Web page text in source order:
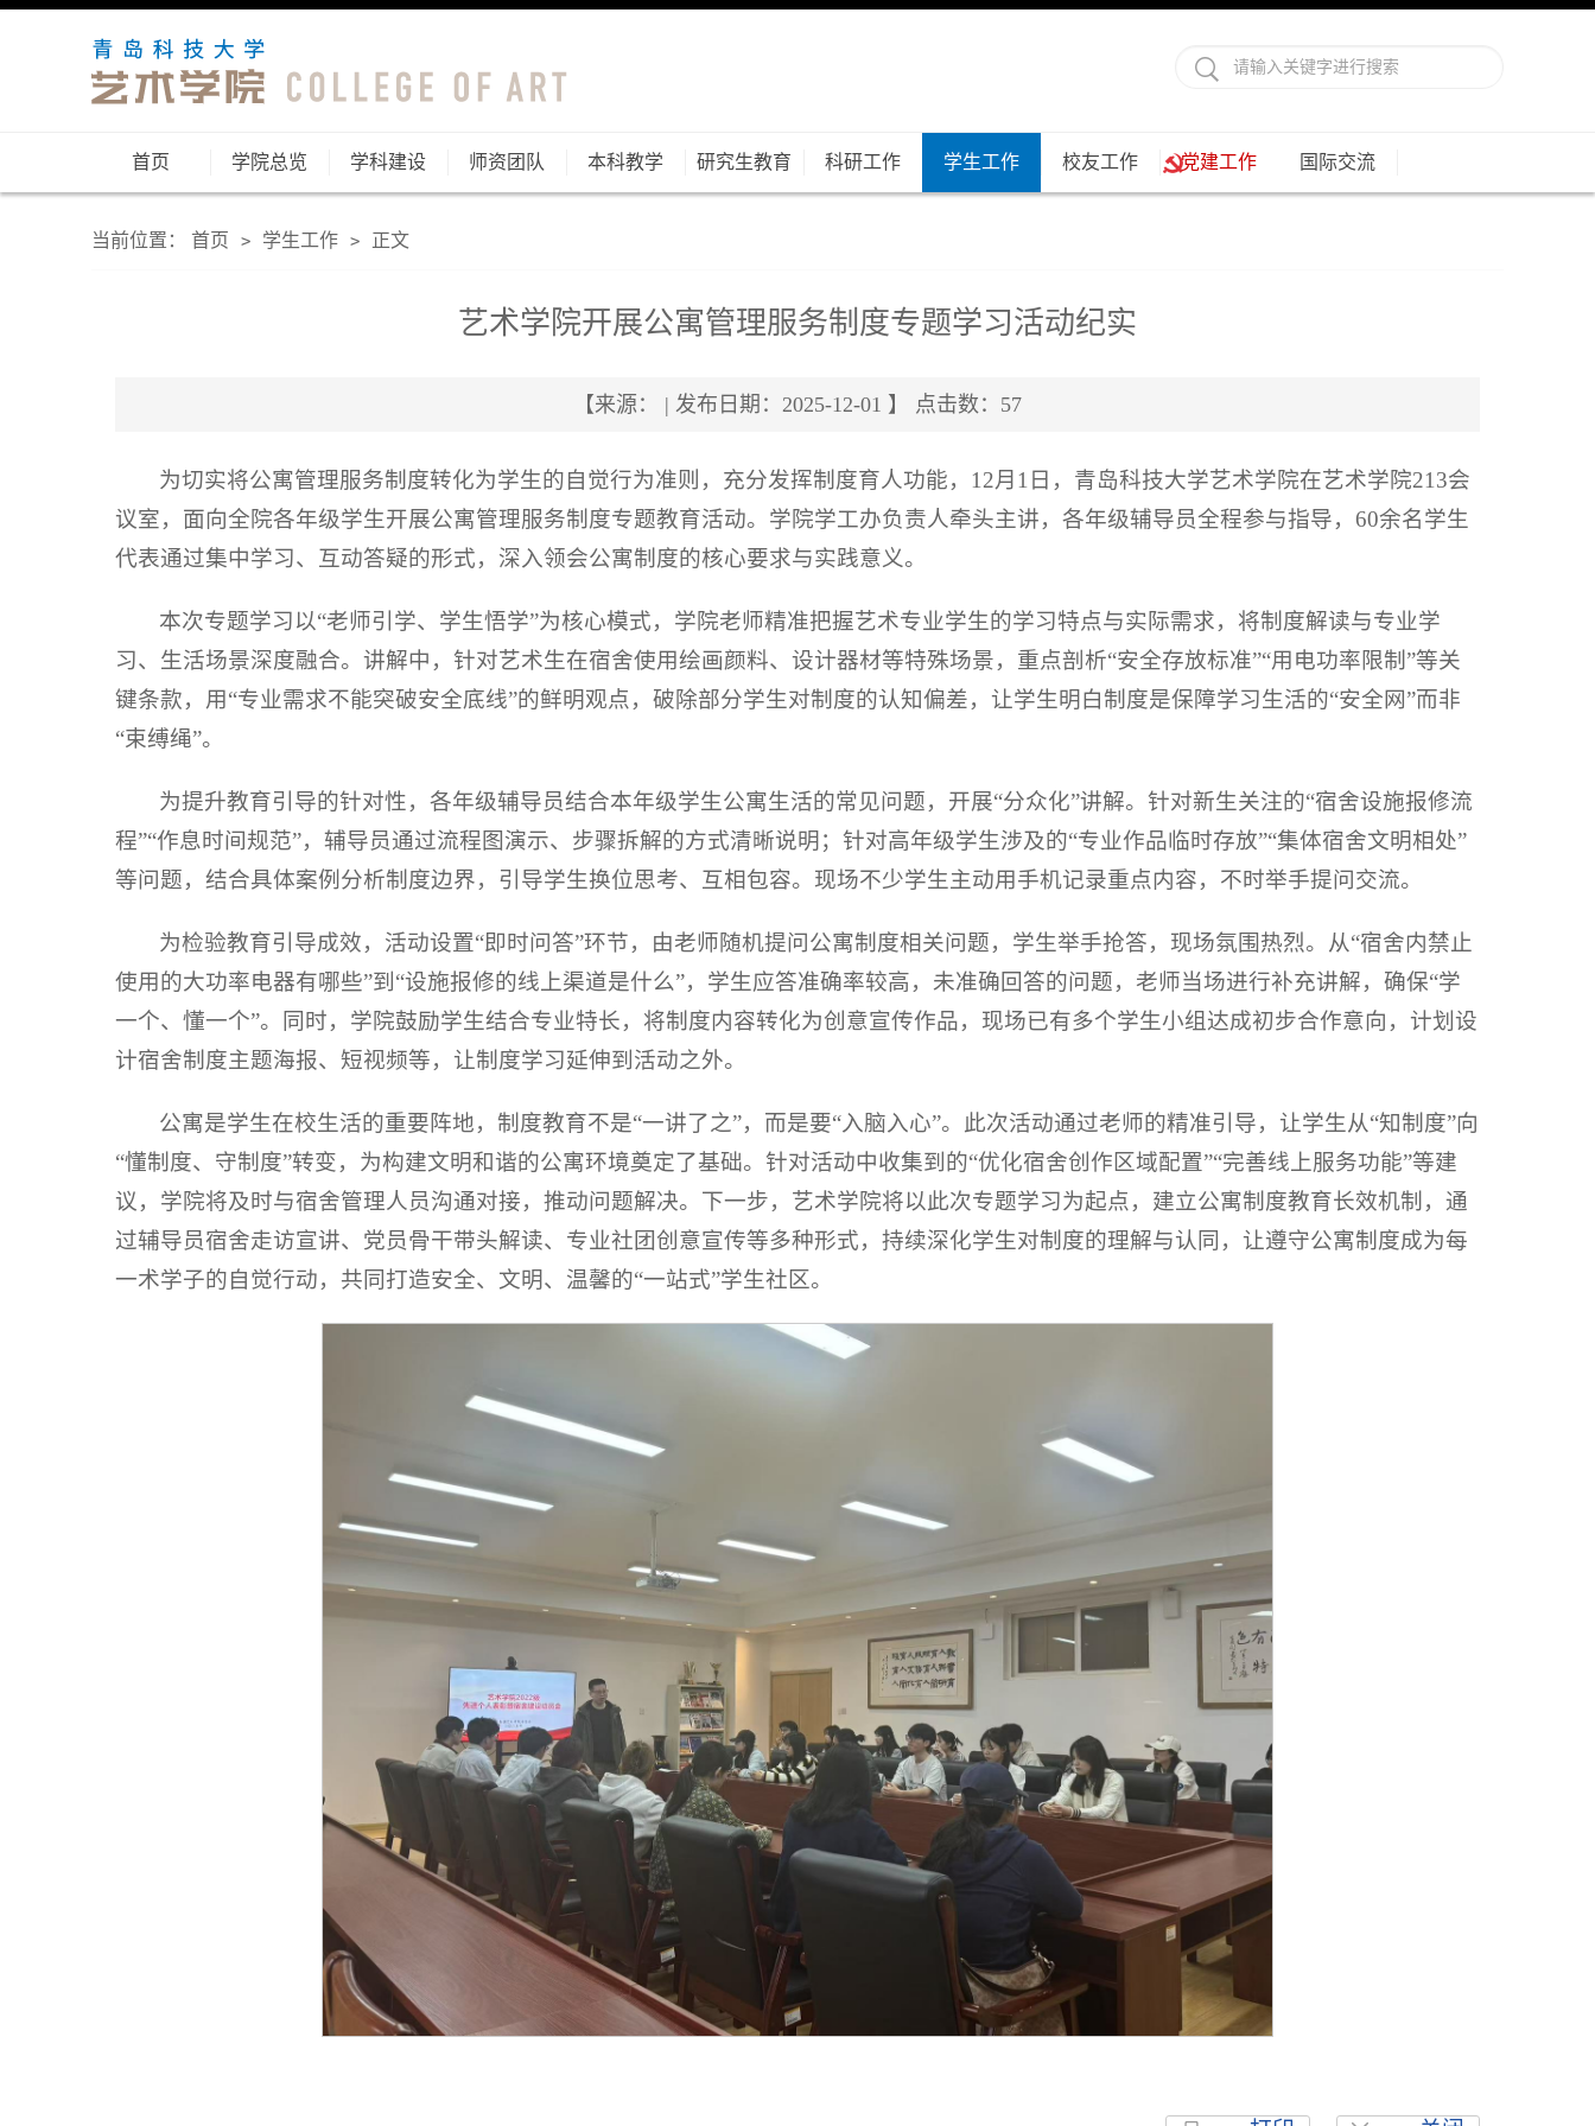
首页 学院总览 学科建设 师资团队 本科教学 研究生教育 科研工作 学生工作 校友工作 党建工作 国际交流
当前位置： 首页 > 学生工作 > 正文
艺术学院开展公寓管理服务制度专题学习活动纪实
【来源： | 发布日期：2025-12-01 】 点击数： 57
为切实将公寓管理服务制度转化为学生的自觉行为准则，充分发挥制度育人功能，12月1日，青岛科技大学艺术学院在艺术学院213会
议室，面向全院各年级学生开展公寓管理服务制度专题教育活动。学院学工办负责人牵头主讲，各年级辅导员全程参与指导，60余名学生
代表通过集中学习、互动答疑的形式，深入领会公寓制度的核心要求与实践意义。
本次专题学习以“老师引学、学生悟学”为核心模式，学院老师精准把握艺术专业学生的学习特点与实际需求，将制度解读与专业学
习、生活场景深度融合。讲解中，针对艺术生在宿舍使用绘画颜料、设计器材等特殊场景，重点剖析“安全存放标准”“用电功率限制”等关
键条款，用“专业需求不能突破安全底线”的鲜明观点，破除部分学生对制度的认知偏差，让学生明白制度是保障学习生活的“安全网”而非
“束缚绳”。
为提升教育引导的针对性，各年级辅导员结合本年级学生公寓生活的常见问题，开展“分众化”讲解。针对新生关注的“宿舍设施报修流
程”“作息时间规范”，辅导员通过流程图演示、步骤拆解的方式清晰说明；针对高年级学生涉及的“专业作品临时存放”“集体宿舍文明相处”
等问题，结合具体案例分析制度边界，引导学生换位思考、互相包容。现场不少学生主动用手机记录重点内容，不时举手提问交流。
为检验教育引导成效，活动设置“即时问答”环节，由老师随机提问公寓制度相关问题，学生举手抢答，现场氛围热烈。从“宿舍内禁止
使用的大功率电器有哪些”到“设施报修的线上渠道是什么”，学生应答准确率较高，未准确回答的问题，老师当场进行补充讲解，确保“学
一个、懂一个”。同时，学院鼓励学生结合专业特长，将制度内容转化为创意宣传作品，现场已有多个学生小组达成初步合作意向，计划设
计宿舍制度主题海报、短视频等，让制度学习延伸到活动之外。
公寓是学生在校生活的重要阵地，制度教育不是“一讲了之”，而是要“入脑入心”。此次活动通过老师的精准引导，让学生从“知制度”向
“懂制度、守制度”转变，为构建文明和谐的公寓环境奠定了基础。针对活动中收集到的“优化宿舍创作区域配置”“完善线上服务功能”等建
议，学院将及时与宿舍管理人员沟通对接，推动问题解决。下一步，艺术学院将以此次专题学习为起点，建立公寓制度教育长效机制，通
过辅导员宿舍走访宣讲、党员骨干带头解读、专业社团创意宣传等多种形式，持续深化学生对制度的理解与认同，让遵守公寓制度成为每
一术学子的自觉行动，共同打造安全、文明、温馨的“一站式”学生社区。